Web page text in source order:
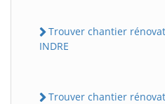
Trouver chantier
INDRE
Trouver chantier